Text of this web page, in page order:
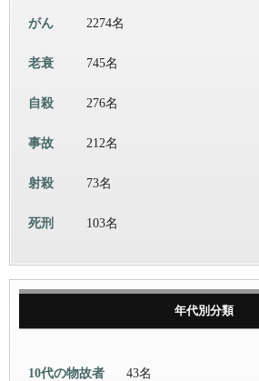
がん 2274名
老衰 745名
自殺 276名
事故 212名
射殺 73名
死刑 103名
年代別分類
10代の物故者 43名